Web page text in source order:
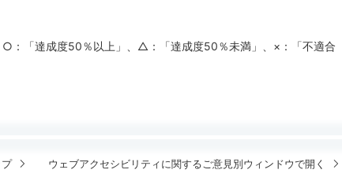
「達成度50％以上」、△：「達成度50％未満」、×：「不適合
ウェブアクセシビリティに関するご意見 別ウィンドウで開く